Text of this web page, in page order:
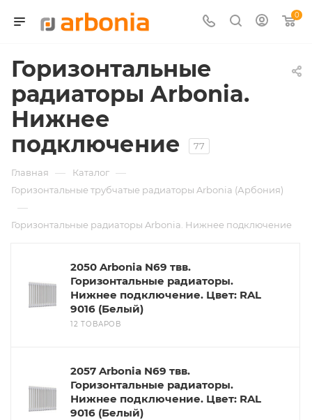
0
Горизонтальные
радиаторы Arbonia.
Нижнее
подключение
77
Главная — Каталог —
Горизонтальные трубчатые радиаторы Arbonia (Арбония)
—
Горизонтальные радиаторы Arbonia. Нижнее подключение
2050 Arbonia N69 твв.
Горизонтальные радиаторы.
Нижнее подключение. Цвет: RAL
9016 (Белый)
12 ТОВАРОВ
2057 Arbonia N69 твв.
Горизонтальные радиаторы.
Нижнее подключение. Цвет: RAL
9016 (Белый)